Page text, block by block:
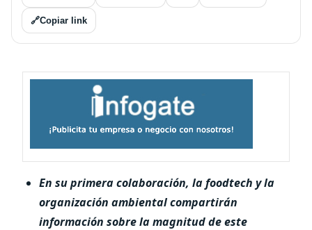
🔗Copiar link
En su primera colaboración, la foodtech y la
organización ambiental compartirán
información sobre la magnitud de este